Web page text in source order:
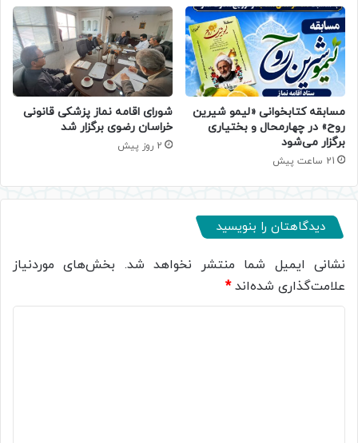
مسابقه کتابخوانی «لیمو شیرین
روح» در چهارمحال و بختیاری
برگزار می‌شود
21 ساعت پیش
شورای اقامه نماز پزشکی قانونی
خراسان رضوی برگزار شد
2 روز پیش
دیدگاهتان را بنویسید
نشانی ایمیل شما منتشر نخواهد شد. بخش‌های موردنیاز
علامت‌گذاری شده‌اند*